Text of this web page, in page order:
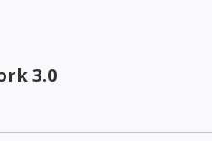
3.0